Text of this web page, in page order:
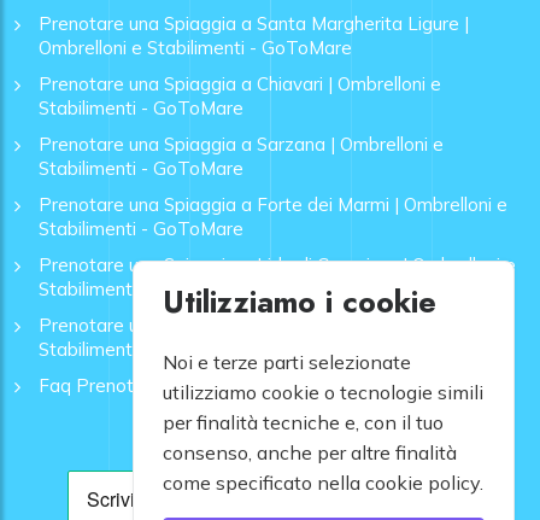
Prenotare una Spiaggia a Santa Margherita Ligure |
Ombrelloni e Stabilimenti - GoToMare
Prenotare una Spiaggia a Chiavari | Ombrelloni e
Stabilimenti - GoToMare
Prenotare una Spiaggia a Sarzana | Ombrelloni e
Stabilimenti - GoToMare
Prenotare una Spiaggia a Forte dei Marmi | Ombrelloni e
Stabilimenti - GoToMare
Prenotare una Spiaggia a Lido di Camaiore | Ombrelloni e
Stabilimenti - GoToMare
Prenotare una Spiaggia a Rapallo | Ombrelloni e
Stabilimenti - GoToMare
Faq Prenotazione Spiagge
Utilizziamo i cookie
Noi e terze parti selezionate
utilizziamo cookie o tecnologie simili
per finalità tecniche e, con il tuo
consenso, anche per altre finalità
come specificato nella cookie policy.